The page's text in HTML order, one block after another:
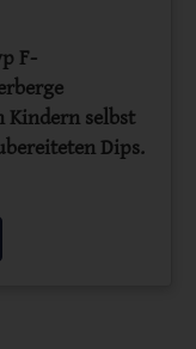
F-
Kindern selbst
Dips.